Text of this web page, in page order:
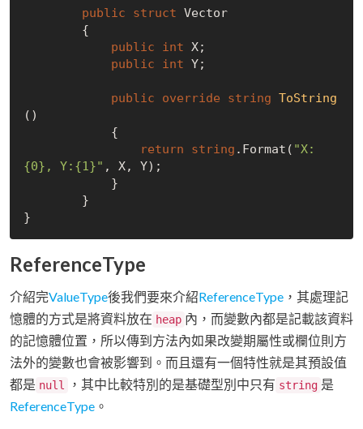
public struct Vector
public
int X;
public
int Y;
public override string ToString
( )
return
string .Format( "X:
{0}, Y:{1}" , X, Y);
ReferenceType
介紹完ValueType後我們要來介紹ReferenceType ，其處理記
憶體的方式是將資料放在 heap 內，而變數內都是記載該資料
的記憶體位置，所以傳到方法內如果改變期屬性或欄位則方
法外的變數也會被影響到。而且還有一個特性就是其預設值
都是 null ，其中比較特別的是基礎型別中只有 string 是
ReferenceType 。